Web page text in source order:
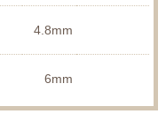
4.8mm
6mm